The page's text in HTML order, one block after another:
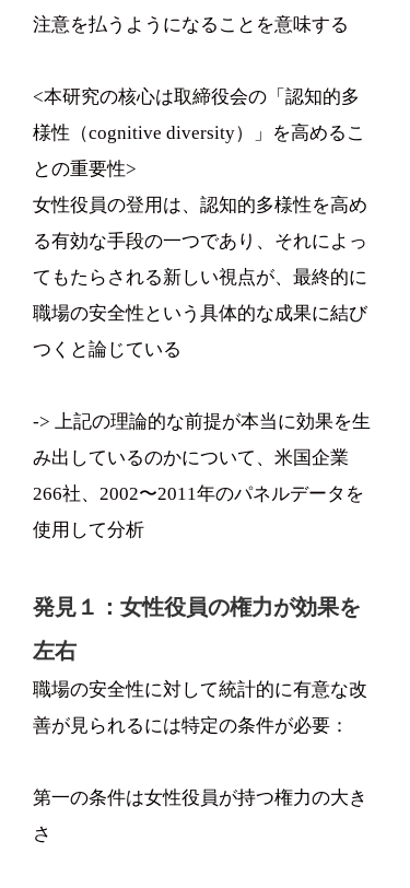
注意を払うようになることを意味する
<本研究の核心は取締役会の「認知的多
様性（cognitive diversity）」を高めるこ
との重要性>
女性役員の登用は、認知的多様性を高め
る有効な手段の一つであり、それによっ
てもたらされる新しい視点が、最終的に
職場の安全性という具体的な成果に結び
つくと論じている
-> 上記の理論的な前提が本当に効果を生
み出しているのかについて、米国企業
266社、2002〜2011年のパネルデータを
使用して分析
発見１：女性役員の権力が効果を
左右
職場の安全性に対して統計的に有意な改
善が見られるには特定の条件が必要：
第一の条件は女性役員が持つ権力の大き
さ